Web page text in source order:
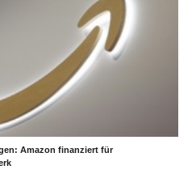
Amazon finanziert für